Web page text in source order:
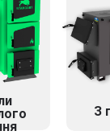
З